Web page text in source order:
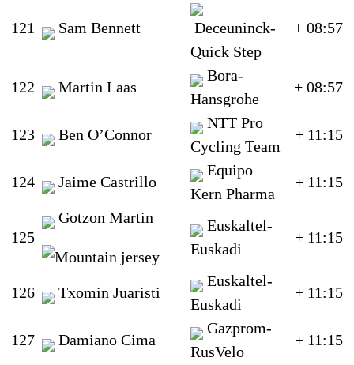
121 Sam Bennett
Deceuninck-
Quick Step
+ 08:57
122 Martin Laas
Bora-
Hansgrohe
+ 08:57
123 Ben O’Connor
NTT Pro
Cycling Team
+ 11:15
124 Jaime Castrillo
Equipo
Kern Pharma
+ 11:15
125
Gotzon Martin
Euskaltel-
Euskadi
+ 11:15
126 Txomin Juaristi
Euskaltel-
Euskadi
+ 11:15
127 Damiano Cima
Gazprom-
RusVelo
+ 11:15